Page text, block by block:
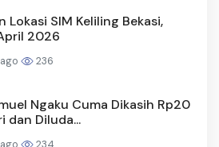
Lokasi SIM Keliling Bekasi,
2026
236
Ngaku Cuma Dikasih Rp20
dan Diluda...
234